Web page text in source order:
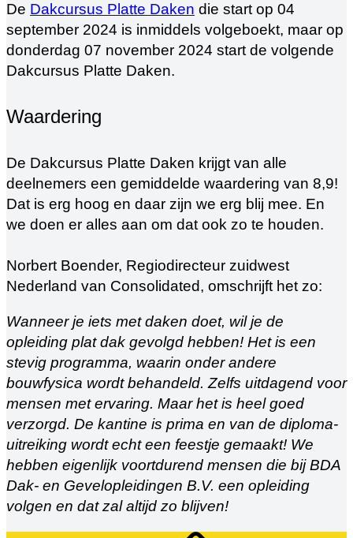
De Dakcursus Platte Daken die start op 04
september 2024 is inmiddels volgeboekt, maar op
donderdag 07 november 2024 start de volgende
Dakcursus Platte Daken.
Waardering
De Dakcursus Platte Daken krijgt van alle
deelnemers een gemiddelde waardering van 8,9!
Dat is erg hoog en daar zijn we erg blij mee. En
we doen er alles aan om dat ook zo te houden.
Norbert Boender, Regiodirecteur zuidwest
Nederland van Consolidated, omschrijft het zo:
Wanneer je iets met daken doet, wil je de
opleiding plat dak gevolgd hebben! Het is een
stevig programma, waarin onder andere
bouwfysica wordt behandeld. Zelfs uitdagend voor
mensen met ervaring. Maar het is heel goed
verzorgd. De kantine is prima en van de diploma-
uitreiking wordt echt een feestje gemaakt! We
hebben eigenlijk voortdurend mensen die bij BDA
Dak- en Gevelopleidingen B.V. een opleiding
volgen en dat zal altijd zo blijven!